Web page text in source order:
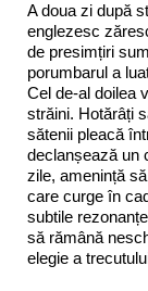
A doua zi după
englezesc
de presimțiri
porumbarul a
Cel de-al doilea
străini. Hotărâți
sătenii pleacă
declanșează un
zile, amenință
care curge în
subtile
să rămână
elegie a